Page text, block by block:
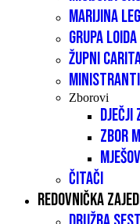
Marijina
Grupa LOIDA
Župni
Ministranti
Zborovi
Dječji
Zbor
Čitači
Redovnička